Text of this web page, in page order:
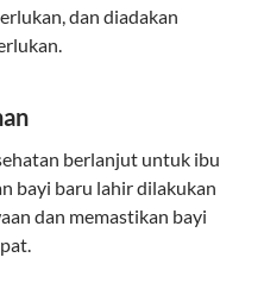
dan diadakan
berlanjut untuk ibu
bayi baru lahir dilakukan
dan memastikan bayi